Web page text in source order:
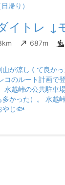
帰り）
イトレ ↓
687m
が涼しくて良か
からガンドガコバ林道
やかな林道を登ってい
やじ🐟